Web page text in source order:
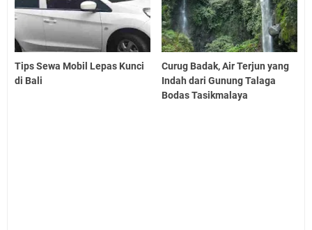
Tips Sewa Mobil Lepas Kunci
di Bali
Curug Badak, Air Terjun yang
Indah dari Gunung Talaga
Bodas Tasikmalaya